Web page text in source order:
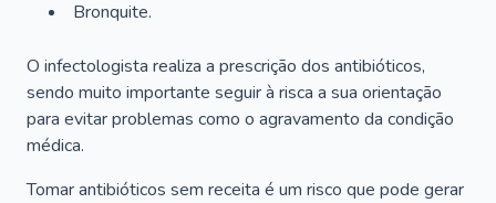
Bronquite.
O infectologista realiza a prescrição dos antibióticos,
sendo muito importante seguir à risca a sua orientação
para evitar problemas como o agravamento da condição
médica.
Tomar antibióticos sem receita é um risco que pode gerar